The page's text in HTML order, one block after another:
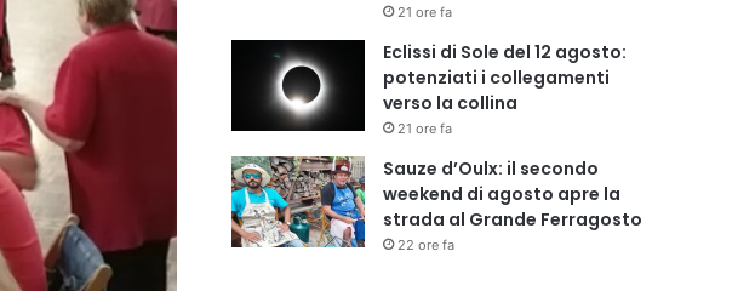
21 ore fa
Eclissi di Sole del 12 agosto:
potenziati i collegamenti
verso la collina
21 ore fa
Sauze d’Oulx: il secondo
weekend di agosto apre la
strada al Grande Ferragosto
22 ore fa